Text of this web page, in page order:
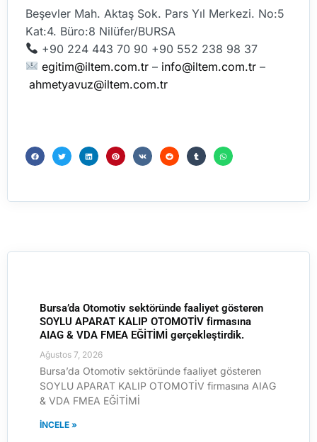
Beşevler Mah. Aktaş Sok. Pars Yıl Merkezi. No:5
Kat:4. Büro:8 Nilüfer/BURSA
+90 224 443 70 90 +90 552 238 98 37
egitim@iltem.com.tr – info@iltem.com.tr –
ahmetyavuz@iltem.com.tr
Bursa’da Otomotiv sektöründe faaliyet gösteren
SOYLU APARAT KALIP OTOMOTİV firmasına
AIAG & VDA FMEA EĞİTİMİ gerçekleştirdik.
Ağustos 7, 2026
Bursa’da Otomotiv sektöründe faaliyet gösteren
SOYLU APARAT KALIP OTOMOTİV firmasına AIAG
& VDA FMEA EĞİTİMİ
İNCELE »